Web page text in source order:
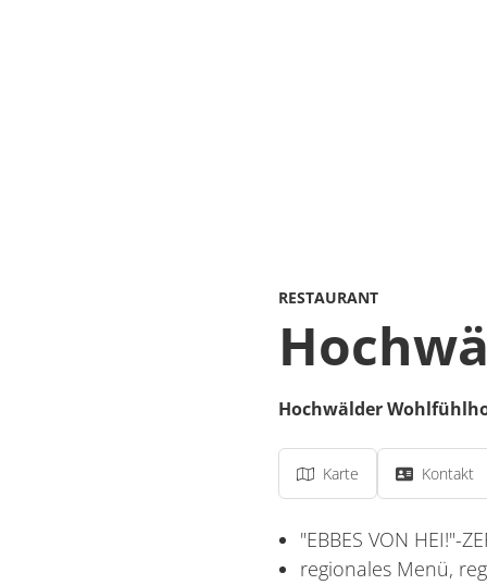
RESTAURANT
Hochwälder
Karte Kontakt
"EBBES VON HEI!"-
regionales Menü,